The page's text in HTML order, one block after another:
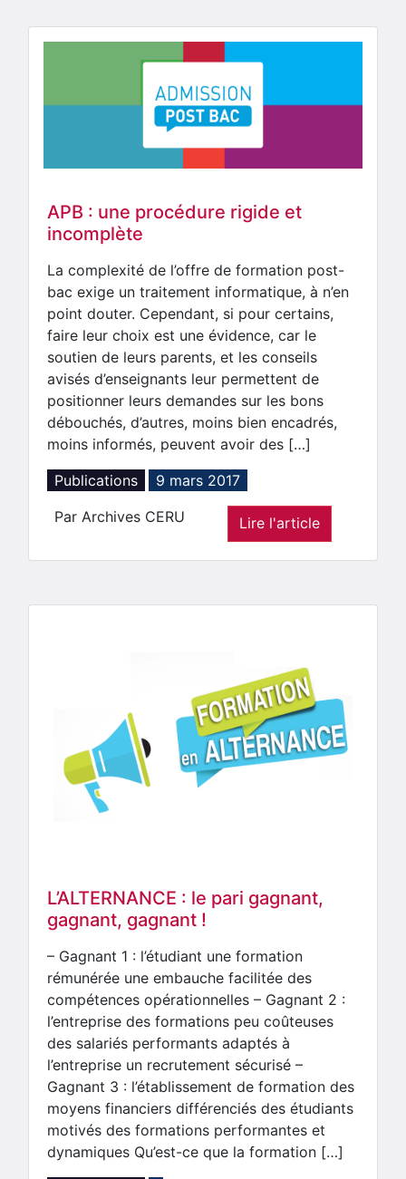
APB : une procédure rigide et
incomplète
La complexité de l’offre de formation post-
bac exige un traitement informatique, à n’en
point douter. Cependant, si pour certains,
faire leur choix est une évidence, car le
soutien de leurs parents, et les conseils
avisés d’enseignants leur permettent de
positionner leurs demandes sur les bons
débouchés, d’autres, moins bien encadrés,
moins informés, peuvent avoir des […]
Publications
9 mars 2017
Par Archives CERU
Lire l'article
L’ALTERNANCE : le pari gagnant,
gagnant, gagnant !
– Gagnant 1 : l’étudiant une formation
rémunérée une embauche facilitée des
compétences opérationnelles – Gagnant 2 :
l’entreprise des formations peu coûteuses
des salariés performants adaptés à
l’entreprise un recrutement sécurisé –
Gagnant 3 : l’établissement de formation des
moyens financiers différenciés des étudiants
motivés des formations performantes et
dynamiques Qu’est-ce que la formation […]